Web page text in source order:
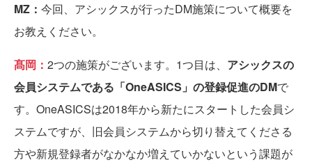
MZ： 今回、アシックスが行ったDM施策について概要を
お教えください。
髙岡： 2つの施策がございます。1つ目は、 アシックスの
会員システムである「OneASICS」の登録促進のDMで
す。OneASICSは2018年から新たにスタートした会員シ
ステムですが、旧会員システムから切り替えてくださる
方や新規登録者がなかなか増えていかないという課題が